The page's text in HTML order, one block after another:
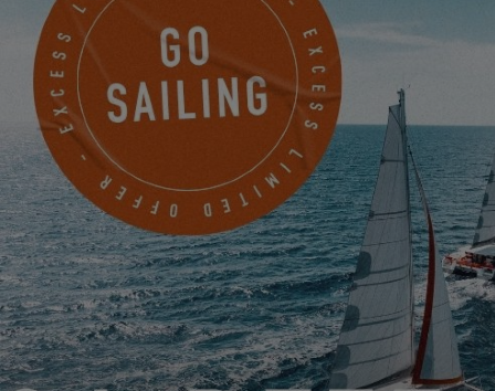
Ufer erreichen.
Das Boot vorbereiten. Lernen. Trainieren. Vorausdenken. Proviant,
technische Unwägbarkeiten und das Leben an Bord managen.
Mit den Ängsten umgehen, während die Vorfreude wächst.
Nach und nach fügt sich alles zusammen. Bis die Frage nicht
mehr lautet: "Sind wir bereit?" Sondern einfach: "Wann brechen
wir auf?"